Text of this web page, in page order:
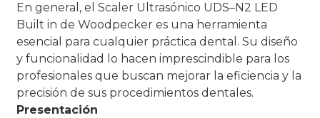
En general, el Scaler Ultrasónico UDS–N2 LED
Built in de Woodpecker es una herramienta
esencial para cualquier práctica dental. Su diseño
y funcionalidad lo hacen imprescindible para los
profesionales que buscan mejorar la eficiencia y la
precisión de sus procedimientos dentales.
Presentación